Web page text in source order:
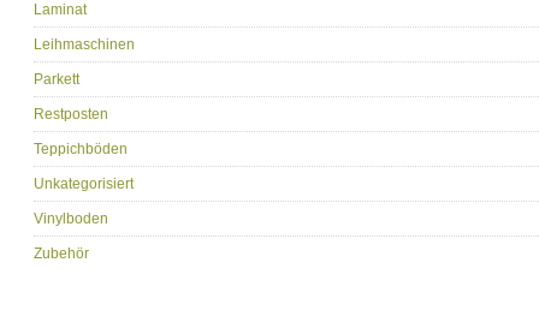
Laminat
Leihmaschinen
Parkett
Restposten
Teppichböden
Unkategorisiert
Vinylboden
Zubehör